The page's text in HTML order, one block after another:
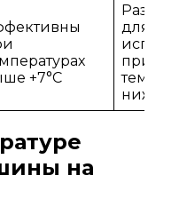
+7°C
для
при
ниже
на